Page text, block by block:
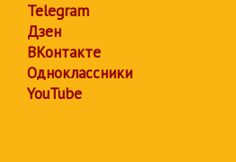
Telegram
Дзен
ВКонтакте
Одноклассники
YouTube